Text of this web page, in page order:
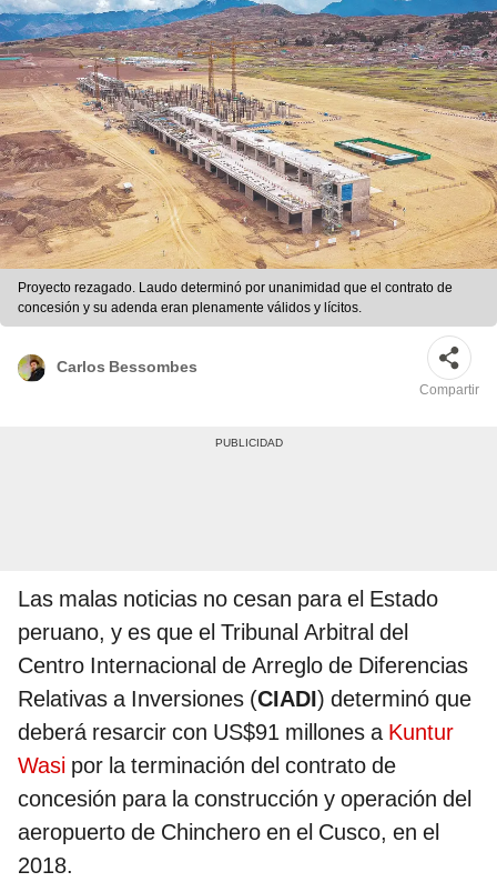
Proyecto rezagado. Laudo determinó por unanimidad que el contrato de
concesión y su adenda eran plenamente válidos y lícitos.
Carlos Bessombes
Compartir
Las malas noticias no cesan para el Estado
peruano, y es que el Tribunal Arbitral del
Centro Internacional de Arreglo de Diferencias
Relativas a Inversiones (CIADI) determinó que
deberá resarcir con US$91 millones aKuntur
Wasi por la terminación del contrato de
concesión para la construcción y operación del
aeropuerto de Chinchero en el Cusco, en el
2018.